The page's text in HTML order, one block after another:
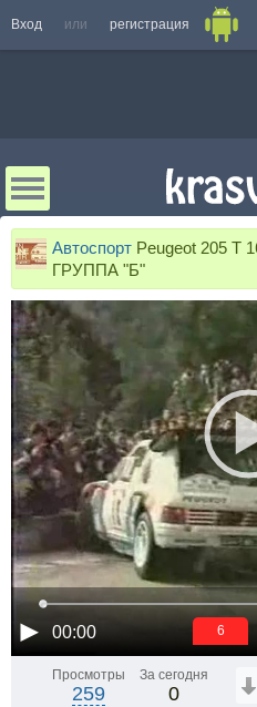
Вход или регистрация
Автоспорт Peugeot 205
ГРУППА "Б"
00:00 6
Просмотры
259
За сегодня
0